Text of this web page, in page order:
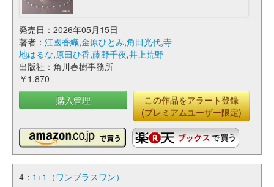
発売日：2026年05月15日
著者： 江國香織,金原ひとみ,角田光代,寺
地はるな,原田ひ香,藤野千夜,井上荒野
出版社：角川春樹事務所
￥1,870
購入管理
この作品をアラート登録
(プレミアムユーザー限定)
4： 1+1（ワンプラスワン）